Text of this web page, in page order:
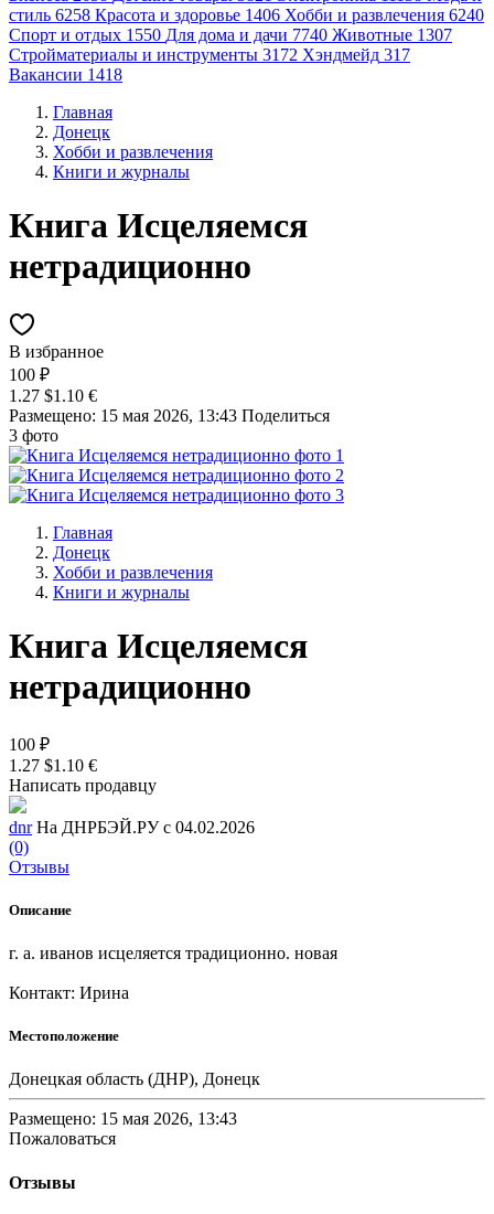
стиль 6258 Красота и здоровье 1406 Хобби и развлечения 6240
Спорт и отдых 1550 Для дома и дачи 7740 Животные 1307
Стройматериалы и инструменты 3172 Хэндмейд 317
Вакансии 1418
Главная
Донецк
Хобби и развлечения
Книги и журналы
Книга Исцеляемся
нетрадиционно
В избранное
100 ₽
1.27 $1.10 €
Размещено: 15 мая 2026, 13:43 Поделиться
3 фото
Главная
Донецк
Хобби и развлечения
Книги и журналы
Книга Исцеляемся
нетрадиционно
100 ₽
1.27 $1.10 €
Написать продавцу
dnr На ДНРБЭЙ.РУ с 04.02.2026
(0)
Отзывы
Описание
г. а. иванов исцеляется традиционно. новая
Контакт: Ирина
Местоположение
Донецкая область (ДНР), Донецк
Размещено: 15 мая 2026, 13:43
Пожаловаться
Отзывы